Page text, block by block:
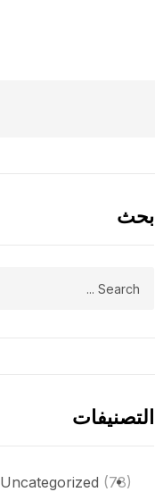
بحث
التصنيفات
Uncategorized (78)